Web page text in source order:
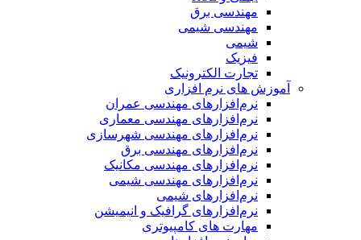
مهندسی برق
مهندسی شیمی
شیمی
فیزیک
تجارت الکترونیک
آموزش های نرم افزاری
نرم‌افزارهای مهندسی عمران
نرم‌افزارهای مهندسی معماری
نرم‌افزارهای مهندسی شهرسازی
نرم‌افزارهای مهندسی برق
نرم‌افزارهای مهندسی مکانیک
نرم‌افزارهای مهندسی شیمی
نرم‌افزارهای شیمی
نرم‌افزارهای گرافیک و انیمیشن
مهارت های کامپیوتری